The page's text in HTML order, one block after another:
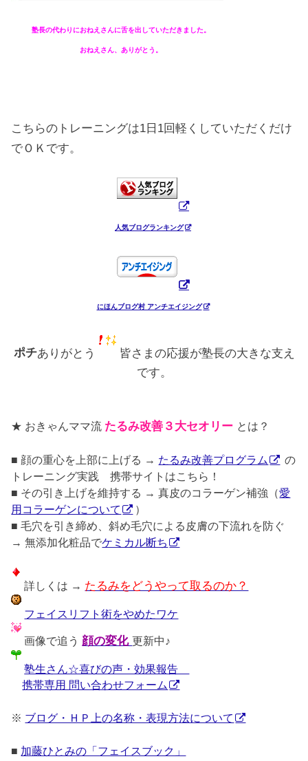
塾長の代わりにおねえさんに舌を出していただきました。
おねえさん、ありがとう。
こちらのトレーニングは1日1回軽くしていただくだけ
でＯＫです。
人気ブログランキング
にほんブログ村 アンチエイジング
ポチありがとう
皆さまの応援が塾長の大きな支え
です。
★ おきゃんママ流 たるみ改善３大セオリー とは？
■ 顔の重心を上部に上げる → たるみ改善プログラム
の
トレーニング実践 携帯サイトはこちら！
■ その引き上げを維持する → 真皮のコラーゲン補強（愛
用コラーゲンについて
）
■ 毛穴を引き締め、斜め毛穴による皮膚の下流れを防ぐ
→ 無添加化粧品でケミカル断ち
詳しくは → たるみをどうやって取るのか？
フェイスリフト術をやめたワケ
画像で追う 顔の変化更新中♪
塾生さん☆喜びの声・効果報告
携帯専用 問い合わせフォーム
※ ブログ・ＨＰ上の名称・表現方法について
■ 加藤ひとみの「フェイスブック」